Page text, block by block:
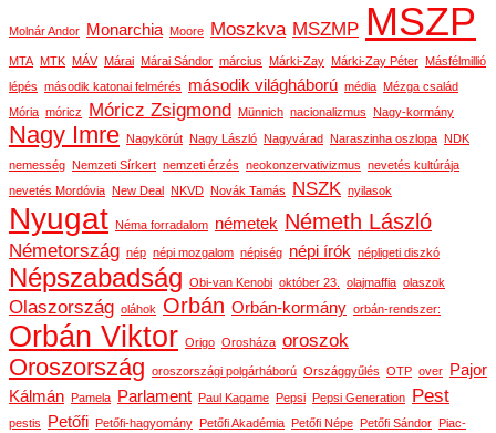
Molnár Andor Monarchia Moore Moszkva MSZMP MSZP
MTA MTK MÁV Márai Márai Sándor március Márki-Zay Márki-Zay Péter Másfélmillió
lépés második katonai felmérés második világháború média Mézga család
Mória móricz Móricz Zsigmond Münnich nacionalizmus Nagy-kormány
Nagy Imre Nagykörút Nagy László Nagyvárad Naraszinha oszlopa NDK
nemesség Nemzeti Sírkert nemzeti érzés neokonzervativizmus nevetés kultúrája
nevetés Mordóvia New Deal NKVD Novák Tamás NSZK nyilasok
Nyugat Néma forradalom németek Németh László
Németország nép népi mozgalom népiség népi írók népligeti diszkó
Népszabadság Obi-van Kenobi október 23. olajmaffia olaszok
Olaszország oláhok Orbán Orbán-kormány orbán-rendszer:
Orbán Viktor Origo Orosháza oroszok
Oroszország oroszországi polgárháború Országgyűlés OTP over
Pajor
Kálmán
Pamela Parlament Paul Kagame Pepsi Pepsi Generation Pest
pestis Petőfi Petőfi-hagyomány Petőfi Akadémia Petőfi Népe Petőfi Sándor
Piac-